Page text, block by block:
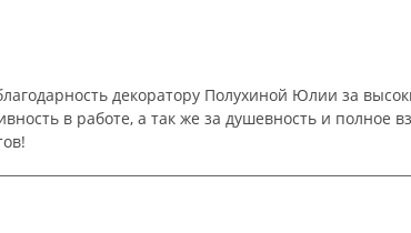
декоратору Полухиной Юлии за
в работе, а так же за душевность и